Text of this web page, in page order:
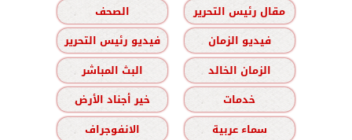
مقال رئيس التحرير
الصحف
فيديو الزمان
فيديو رئيس التحرير
الزمان الخالد
البث المباشر
خدمات
خير أجناد الأرض
سماء عربية
الانفوجراف